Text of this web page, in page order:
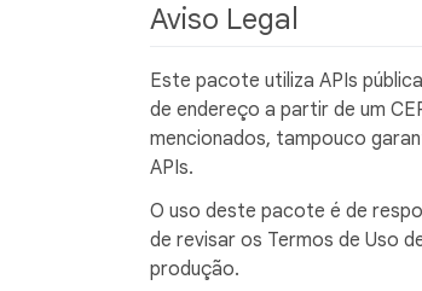
Aviso Legal
Este pacote utiliza APIs
de endereço a partir de um
mencionados, tampouco
APIs.
O uso deste pacote é de
de revisar os Termos de Uso
produção.